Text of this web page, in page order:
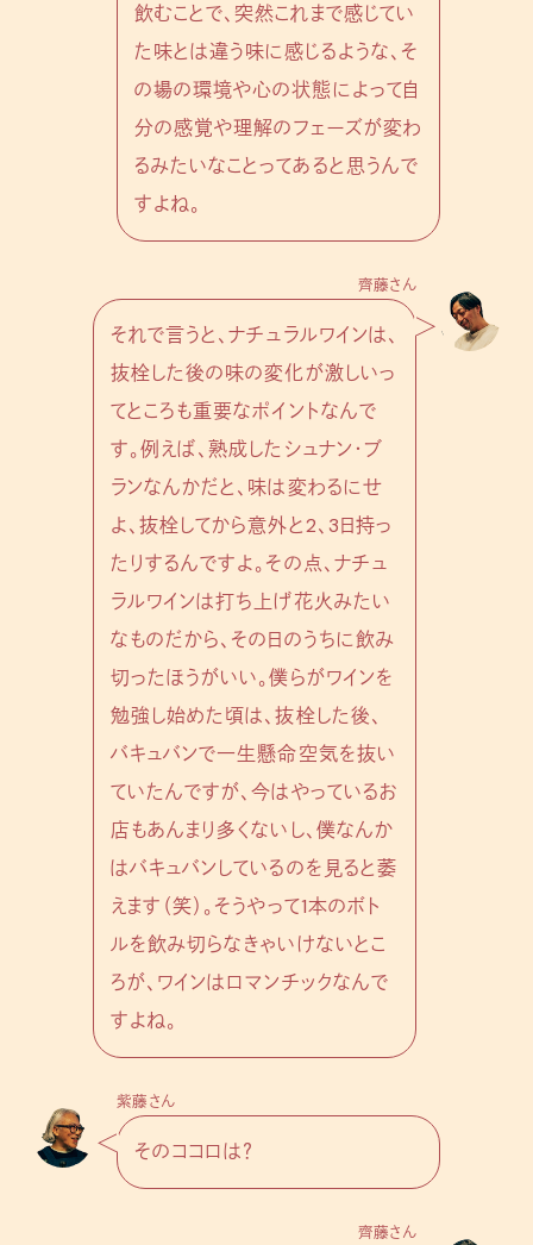
飲むことで、突然これまで感じてい
た味とは違う味に感じるような、そ
の場の環境や心の状態によって自
分の感覚や理解のフェーズが変わ
るみたいなことってあると思うんで
すよね。
齊藤さん
それで言うと、ナチュラルワインは、
抜栓した後の味の変化が激しいっ
てところも重要なポイントなんで
す。例えば、熟成したシュナン・ブ
ランなんかだと、味は変わるにせ
よ、抜栓してから意外と2、3日持っ
たりするんですよ。その点、ナチュ
ラルワインは打ち上げ花火みたい
なものだから、その日のうちに飲み
切ったほうがいい。僕らがワインを
勉強し始めた頃は、抜栓した後、
バキュバンで一生懸命空気を抜い
ていたんですが、今はやっているお
店もあんまり多くないし、僕なんか
はバキュバンしているのを見ると萎
えます（笑）。そうやって1本のボト
ルを飲み切らなきゃいけないとこ
ろが、ワインはロマンチックなんで
すよね。
紫藤さん
そのココロは？
齊藤さん